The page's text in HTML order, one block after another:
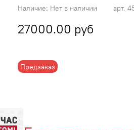
арт.
Наличие: Нет в наличии
Предзаказ
27000.00 руб